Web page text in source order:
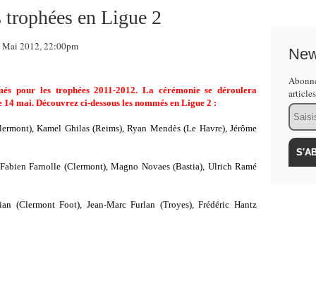
en Ligue 2
2012, 22:00pm
pour les trophées 2011-2012. La cérémonie se déroulera
mai. Découvrez ci-dessous les nommés en Ligue 2 :
Kamel Ghilas (Reims), Ryan Mendès (Le Havre), Jérôme
Farnolle (Clermont), Magno Novaes (Bastia), Ulrich Ramé
(Clermont Foot), Jean-Marc Furlan (Troyes), Frédéric Hantz
Email